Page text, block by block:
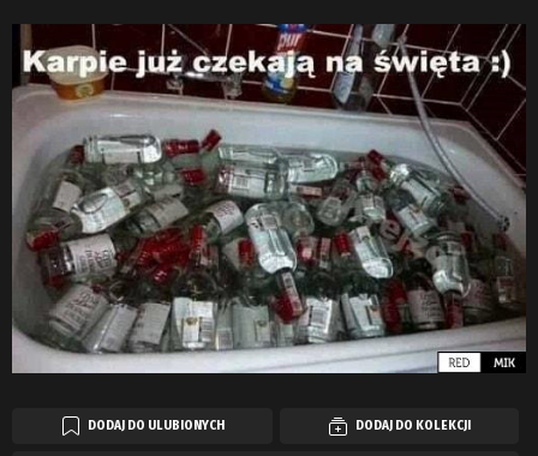
DODAJ DO ULUBIONYCH DODAJ DO KOLEKCJI